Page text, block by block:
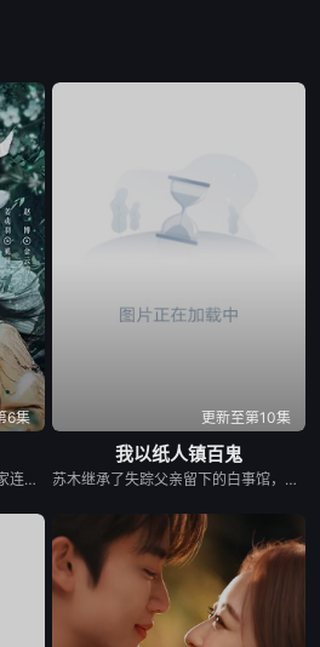
6集
改编自快看漫画作者嗷小泽的独家连载漫画《吾凰在上》。 现代少女奚圆（姜贞羽 饰）因意外踏入玄机界，继而卷入虎云国内乱的漩涡，身陷重重危机，而在一次次险象环生中，奚圆的真实身份逐渐浮出水面，她体内的凤凰神力也在机缘巧合下被激发觉醒。肩负整个玄机界安危的奚圆将个人的生死抛之脑后挺身而出，勇敢地向至高的神律挑战，并最终凭借自身的聪慧与坚韧守护了玄机界的苍生。
更新至第10集
我以纸人镇百鬼
苏木继承了失踪父亲留下的白事馆，本想低调扎纸维生，却因一具流血的新娘纸人卷入了一场跨越十年的惊天阴谋。这纸人身上，竟贴着父亲消失前的绝命符箓。为了寻找父亲，苏木手持家传罗盘，独闯古镇鬼婚宴，掌扇招魂神棍。深陷租界纸域大楼，反杀吸血资本家。最终踏入生人勿近的封门村，揭开百人活尸背后的血泪冤案。随着三块罗盘碎片合一，当年的背叛者，父亲的结拜兄弟王叔现身夺宝。王叔布下万怨噬魂阵，欲将苏木炼成杀戮傀儡。生死关头，苏木觉醒苏家至高血脉，融合父亲残魂，引九霄神雷荡平邪祟。你以为苏家扎的是纸，不，扎的是这世间的公道。从此，苏木手持罗盘，行走阴阳，开启了一段热血又诡异的捉鬼传奇。